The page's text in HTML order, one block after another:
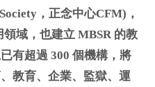
，正念中心CFM)，
域，也建立 MBSR 的教
有超過 300 個機構，將
教育、企業、監獄、運